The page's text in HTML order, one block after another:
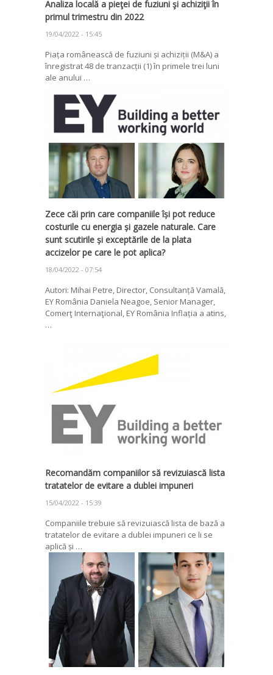
Analiza locală a pieţei de fuziuni şi achiziţii în
primul trimestru din 2022
19/04/2022 - 15:45
Piața românească de fuziuni și achiziții (M&A) a
înregistrat 48 de tranzacții (1) în primele trei luni
ale anului …
Zece căi prin care companiile își pot reduce
costurile cu energia și gazele naturale. Care
sunt scutirile și exceptările de la plata
accizelor pe care le pot aplica?
18/04/2022 - 07:54
Autori: Mihai Petre, Director, Consultanță Vamală,
EY România Daniela Neagoe, Senior Manager,
Comerţ Internaţional, EY România Inflația a atins,
…
Recomandăm companiilor să revizuiască lista
tratatelor de evitare a dublei impuneri
15/04/2022 - 15:39
Companiile trebuie să revizuiască lista de bază a
tratatelor de evitare a dublei impuneri ce li se
aplică și …